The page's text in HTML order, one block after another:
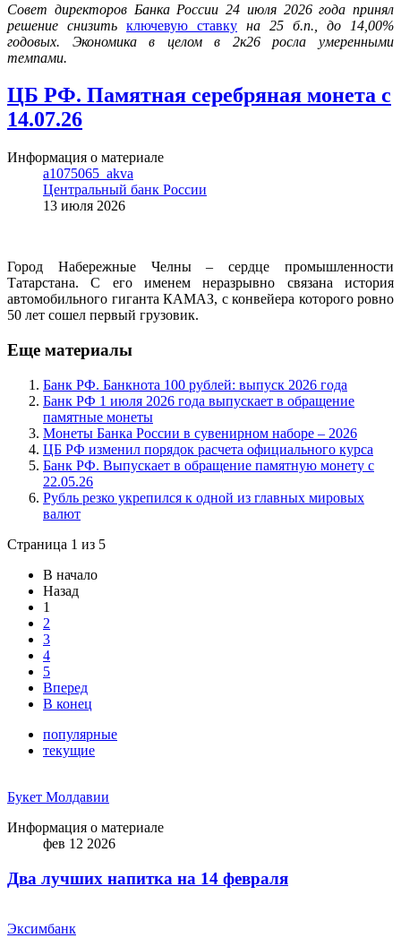
Совет директоров Банка России 24 июля 2026 года принял
решение снизить ключевую ставку на 25 б.п., до 14,00%
годовых. Экономика в целом в 2к26 росла умеренными
темпами.
ЦБ РФ. Памятная серебряная монета с
14.07.26
Информация о материале
a1075065_akva
Центральный банк России
13 июля 2026
Город Набережные Челны – сердце промышленности
Татарстана. С его именем неразрывно связана история
автомобильного гиганта КАМАЗ, с конвейера которого ровно
50 лет сошел первый грузовик.
Еще материалы
Банк РФ. Банкнота 100 рублей: выпуск 2026 года
Банк РФ 1 июля 2026 года выпускает в обращение
памятные монеты
Монеты Банка России в сувенирном наборе – 2026
ЦБ РФ изменил порядок расчета официального курса
Банк РФ. Выпускает в обращение памятную монету с
22.05.26
Рубль резко укрепился к одной из главных мировых
валют
Страница 1 из 5
В начало
Назад
1
2
3
4
5
Вперед
В конец
популярные
текущие
Букет Молдавии
Информация о материале
фев 12 2026
Два лучших напитка на 14 февраля
Эксимбанк